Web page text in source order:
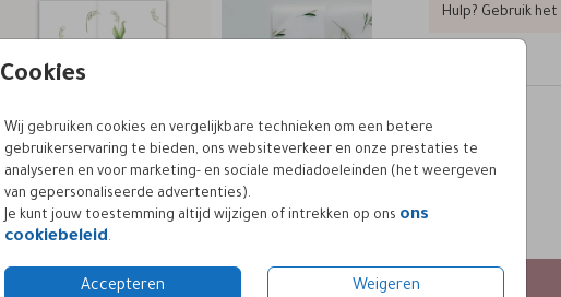
Cookies
Wij gebruiken cookies en vergelijkbare technieken om een betere
gebruikerservaring te bieden, ons websiteverkeer en onze prestaties te
analyseren en voor marketing- en sociale mediadoeleinden (het weergeven
van gepersonaliseerde advertenties).
Je kunt jouw toestemming altijd wijzigen of intrekken op ons ons
cookiebeleid.
Accepteren Weigeren
Hulp? Gebruik het